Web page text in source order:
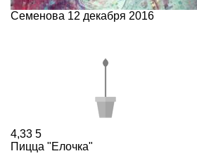
Семенова 12 декабря 2016
4,33 5
Пицца "Елочка"